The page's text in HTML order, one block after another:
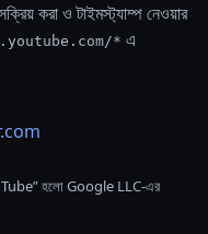
করা ও টাইমস্ট্যাম্প নেওয়ার
* এ
হলো Google LLC-এর